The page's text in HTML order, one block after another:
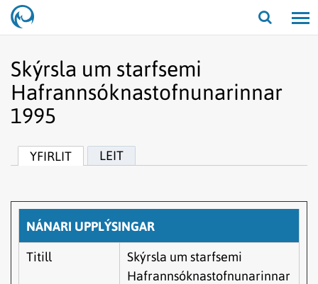
Opna/
Skýrsla um starfsemi
Hafrannsóknastofnunarinnar
1995
YFIRLIT LEIT
NÁNARI UPPLÝSINGAR
Titill
Skýrsla um starfsemi
Hafrannsóknastofnunarinnar